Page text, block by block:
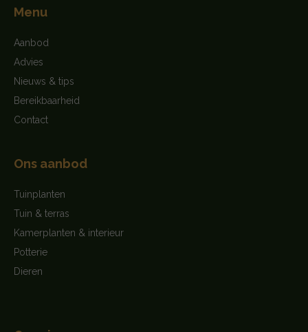
Menu
Aanbod
Advies
Nieuws & tips
Bereikbaarheid
Contact
Ons aanbod
Tuinplanten
Tuin & terras
Kamerplanten & interieur
Potterie
Dieren